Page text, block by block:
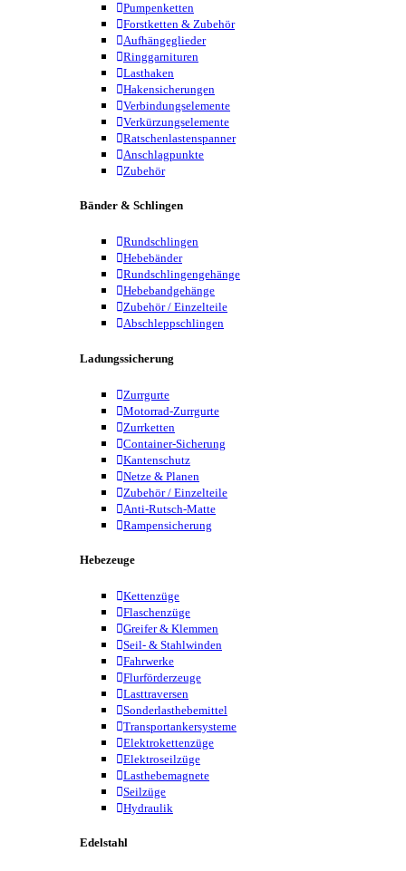
Pumpenketten
Forstketten & Zubehör
Aufhängeglieder
Ringgarnituren
Lasthaken
Hakensicherungen
Verbindungselemente
Verkürzungselemente
Ratschenlastenspanner
Anschlagpunkte
Zubehör
Bänder & Schlingen
Rundschlingen
Hebebänder
Rundschlingengehänge
Hebebandgehänge
Zubehör / Einzelteile
Abschleppschlingen
Ladungssicherung
Zurrgurte
Motorrad-Zurrgurte
Zurrketten
Container-Sicherung
Kantenschutz
Netze & Planen
Zubehör / Einzelteile
Anti-Rutsch-Matte
Rampensicherung
Hebezeuge
Kettenzüge
Flaschenzüge
Greifer & Klemmen
Seil- & Stahlwinden
Fahrwerke
Flurförderzeuge
Lasttraversen
Sonderlasthebemittel
Transportankersysteme
Elektrokettenzüge
Elektroseilzüge
Lasthebemagnete
Seilzüge
Hydraulik
Edelstahl